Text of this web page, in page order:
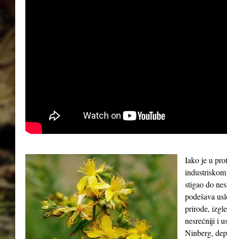
Iako je u
stigao do
podešava
prirode,
nesrećniji i
Ninberg,